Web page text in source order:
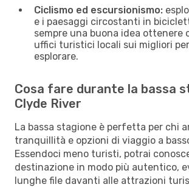
Ciclismo ed escursionismo:
e i paesaggi circostanti in
sempre una buona idea ottenere
uffici turistici locali sui migliori
esplorare.
Cosa fare durante la bassa
Clyde River
La bassa stagione è perfetta per chi
tranquillità e opzioni di viaggio a
Essendoci meno turisti, potrai
destinazione in modo più autentico,
lunghe file davanti alle attrazioni